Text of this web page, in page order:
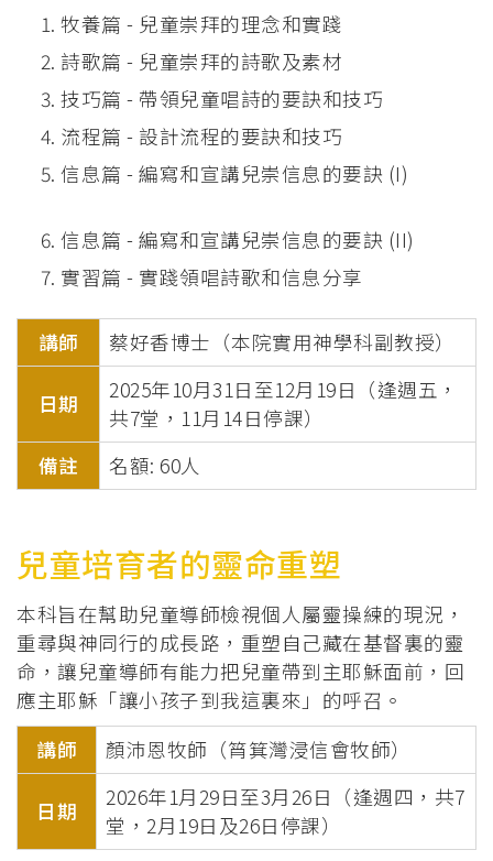
牧養篇 - 兒童崇拜的理念和實踐
詩歌篇 - 兒童崇拜的詩歌及素材
技巧篇 - 帶領兒童唱詩的要訣和技巧
流程篇 - 設計流程的要訣和技巧
信息篇 - 編寫和宣講兒崇信息的要訣 (I)
信息篇 - 編寫和宣講兒崇信息的要訣 (II)
實習篇 - 實踐領唱詩歌和信息分享
講師 蔡好香博士（本院實用神學科副教授）
日期
2025年10月31日至12月19日（逢週五，
共7堂，11月14日停課）
備註
名額: 60人
兒童培育者的靈命重塑
本科旨在幫助兒童導師檢視個人屬靈操練的現況，
重尋與神同行的成長路，重塑自己藏在基督裏的靈
命，讓兒童導師有能力把兒童帶到主耶穌面前，回
應主耶穌「讓小孩子到我這裏來」的呼召。
講師
顏沛恩牧師（筲箕灣浸信會牧師）
日期
2026年1月29日至3月26日（逢週四，共7
堂，2月19日及26日停課）